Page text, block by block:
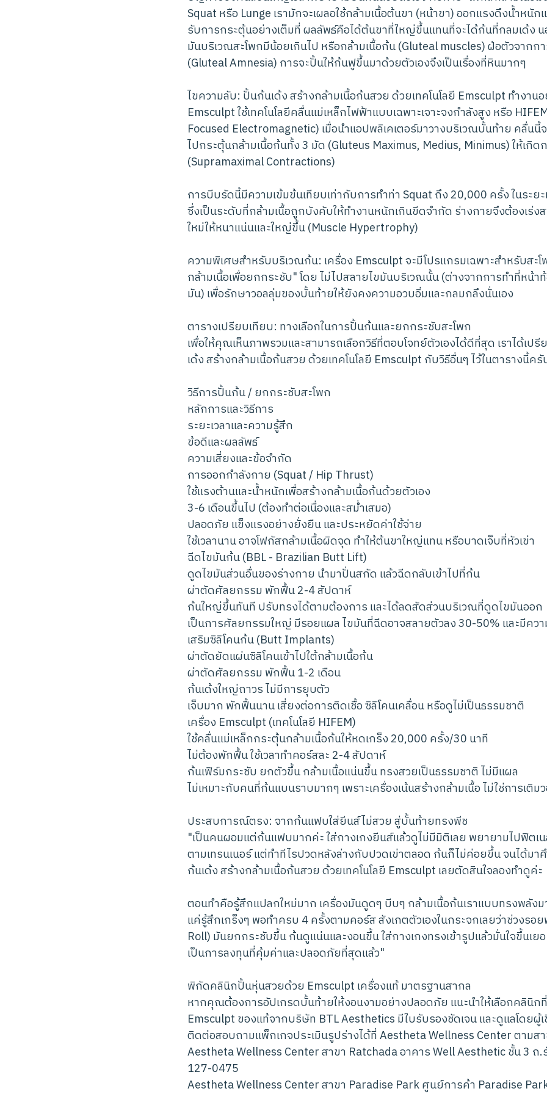
Squat หรือ Lunge เรามักจะเผลอใช้กล้ามเนื้อต้นขา (หน้าขา) ออกแรงดึงน้ำหนัก
รับการกระตุ้นอย่างเต็มที่ ผลลัพธ์คือได้ต้นขาที่ใหญ่ขึ้นแทนที่จะได้ก้นที่กลมเด้ง
มันบริเวณสะโพกมีน้อยเกินไป หรือกล้ามเนื้อก้น (Gluteal muscles) ฝ่อตัวจากก
(Gluteal Amnesia) การจะปั้นให้ก้นฟูขึ้นมาด้วยตัวเองจึงเป็นเรื่องที่หินมากๆ
ไขความลับ: ปั้นก้นเด้ง สร้างกล้ามเนื้อก้นสวย ด้วยเทคโนโลยี Emsculpt ทำงานอ
Emsculpt ใช้เทคโนโลยีคลื่นแม่เหล็กไฟฟ้าแบบเฉพาะเจาะจงกำลังสูง หรือ
Focused Electromagnetic) เมื่อนำแอปพลิเคเตอร์มาวางบริเวณบั้นท้าย คลื่นนี้
ไปกระตุ้นกล้ามเนื้อก้นทั้ง 3 มัด (Gluteus Maximus, Medius, Minimus) ให้เกิ
(Supramaximal Contractions)
การบีบรัดนี้มีความเข้มข้นเทียบเท่ากับการทำท่า Squat ถึง 20,000 ครั้ง ในระยะ
ซึ่งเป็นระดับที่กล้ามเนื้อถูกบังคับให้ทำงานหนักเกินขีดจำกัด ร่างกายจึงต้องเร่งส
ใหม่ให้หนาแน่นและใหญ่ขึ้น (Muscle Hypertrophy)
ความพิเศษสำหรับบริเวณก้น: เครื่อง Emsculpt จะมีโปรแกรมเฉพาะสำหรับสะ
กล้ามเนื้อเพื่อยกกระชับ" โดย ไม่ไปสลายไขมันบริเวณนั้น (ต่างจากการทำที่หน้า
มัน) เพื่อรักษาวอลลุ่มของบั้นท้ายให้ยังคงความอวบอิ่มและกลมกลึงนั่นเอง
ตารางเปรียบเทียบ: ทางเลือกในการปั้นก้นและยกกระชับสะโพก
เพื่อให้คุณเห็นภาพรวมและสามารถเลือกวิธีที่ตอบโจทย์ตัวเองได้ดีที่สุด เราได้เป
เด้ง สร้างกล้ามเนื้อก้นสวย ด้วยเทคโนโลยี Emsculpt กับวิธีอื่นๆ ไว้ในตารางนี้ครั
วิธีการปั้นก้น / ยกกระชับสะโพก
หลักการและวิธีการ
ระยะเวลาและความรู้สึก
ข้อดีและผลลัพธ์
ความเสี่ยงและข้อจำกัด
การออกกำลังกาย (Squat / Hip Thrust)
ใช้แรงต้านและน้ำหนักเพื่อสร้างกล้ามเนื้อก้นด้วยตัวเอง
3-6 เดือนขึ้นไป (ต้องทำต่อเนื่องและสม่ำเสมอ)
ปลอดภัย แข็งแรงอย่างยั่งยืน และประหยัดค่าใช้จ่าย
ใช้เวลานาน อาจโฟกัสกล้ามเนื้อผิดจุด ทำให้ต้นขาใหญ่แทน หรือบาดเจ็บที่หัวเข่า
ฉีดไขมันก้น (BBL - Brazilian Butt Lift)
ดูดไขมันส่วนอื่นของร่างกาย นำมาปั่นสกัด แล้วฉีดกลับเข้าไปที่ก้น
ผ่าตัดศัลยกรรม พักฟื้น 2-4 สัปดาห์
ก้นใหญ่ขึ้นทันที ปรับทรงได้ตามต้องการ และได้ลดสัดส่วนบริเวณที่ดูดไขมันออก
เป็นการศัลยกรรมใหญ่ มีรอยแผล ไขมันที่ฉีดอาจสลายตัวลง 30-50% และมีควา
เสริมซิลิโคนก้น (Butt Implants)
ผ่าตัดยัดแผ่นซิลิโคนเข้าไปใต้กล้ามเนื้อก้น
ผ่าตัดศัลยกรรม พักฟื้น 1-2 เดือน
ก้นเด้งใหญ่ถาวร ไม่มีการยุบตัว
เจ็บมาก พักฟื้นนาน เสี่ยงต่อการติดเชื้อ ซิลิโคนเคลื่อน หรือดูไม่เป็นธรรมชาติ
เครื่อง Emsculpt (เทคโนโลยี HIFEM)
ใช้คลื่นแม่เหล็กกระตุ้นกล้ามเนื้อก้นให้หดเกร็ง 20,000 ครั้ง/30 นาที
ไม่ต้องพักฟื้น ใช้เวลาทำคอร์สละ 2-4 สัปดาห์
ก้นเฟิร์มกระชับ ยกตัวขึ้น กล้ามเนื้อแน่นขึ้น ทรงสวยเป็นธรรมชาติ ไม่มีแผล
ไม่เหมาะกับคนที่ก้นแบนราบมากๆ เพราะเครื่องเน้นสร้างกล้ามเนื้อ ไม่ใช่การเติม
ประสบการณ์ตรง: จากก้นแฟบใส่ยีนส์ไม่สวย สู่บั้นท้ายทรงพีช
"เป็นคนผอมแต่ก้นแฟบมากค่ะ ใส่กางเกงยีนส์แล้วดูไม่มีมิติเลย พยายามไปฟิตเน
ตามเทรนเนอร์ แต่ทำทีไรปวดหลังล่างกับปวดเข่าตลอด ก้นก็ไม่ค่อยขึ้น จนได้มา
ก้นเด้ง สร้างกล้ามเนื้อก้นสวย ด้วยเทคโนโลยี Emsculpt เลยตัดสินใจลองทำดูค่ะ
ตอนทำคือรู้สึกแปลกใหม่มาก เครื่องมันดูดๆ บีบๆ กล้ามเนื้อก้นเราแบบทรงพลังม
แค่รู้สึกเกร็งๆ พอทำครบ 4 ครั้งตามคอร์ส สังเกตตัวเองในกระจกเลยว่าช่วงรอ
Roll) มันยกกระชับขึ้น ก้นดูแน่นและงอนขึ้น ใส่กางเกงทรงเข้ารูปแล้วมั่นใจขึ้นเย
เป็นการลงทุนที่คุ้มค่าและปลอดภัยที่สุดแล้ว"
พิกัดคลินิกปั้นหุ่นสวยด้วย Emsculpt เครื่องแท้ มาตรฐานสากล
หากคุณต้องการอัปเกรดบั้นท้ายให้งอนงามอย่างปลอดภัย แนะนำให้เลือกคลินิกที่
Emsculpt ของแท้จากบริษัท BTL Aesthetics มีใบรับรองชัดเจน และดูแลโดยผู้
ติดต่อสอบถามแพ็กเกจประเมินรูปร่างได้ที่ Aestheta Wellness Center ตามส
Aestheta Wellness Center สาขา Ratchada อาคาร Well Aesthetic ชั้น 3 ถ
127-0475
Aestheta Wellness Center สาขา Paradise Park ศูนย์การค้า Paradise